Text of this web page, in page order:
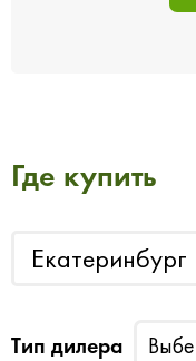
Где купить
Тип дилера